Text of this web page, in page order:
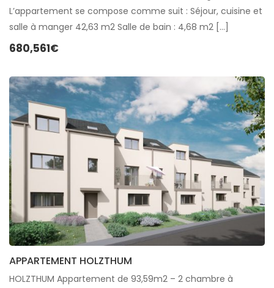
L’appartement se compose comme suit : Séjour, cuisine et
salle à manger 42,63 m2 Salle de bain : 4,68 m2 […]
680,561€
APPARTEMENT HOLZTHUM
HOLZTHUM Appartement de 93,59m2 – 2 chambre à